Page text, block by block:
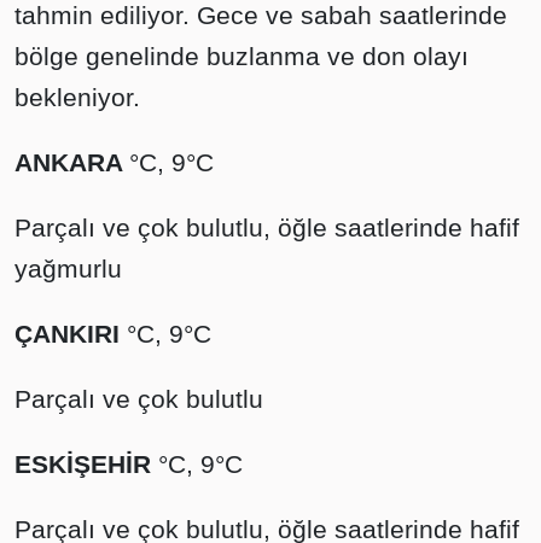
tahmin ediliyor. Gece ve sabah saatlerinde
bölge genelinde buzlanma ve don olayı
bekleniyor.
ANKARA °C, 9°C
Parçalı ve çok bulutlu, öğle saatlerinde hafif
yağmurlu
ÇANKIRI °C, 9°C
Parçalı ve çok bulutlu
ESKİŞEHİR °C, 9°C
Parçalı ve çok bulutlu, öğle saatlerinde hafif